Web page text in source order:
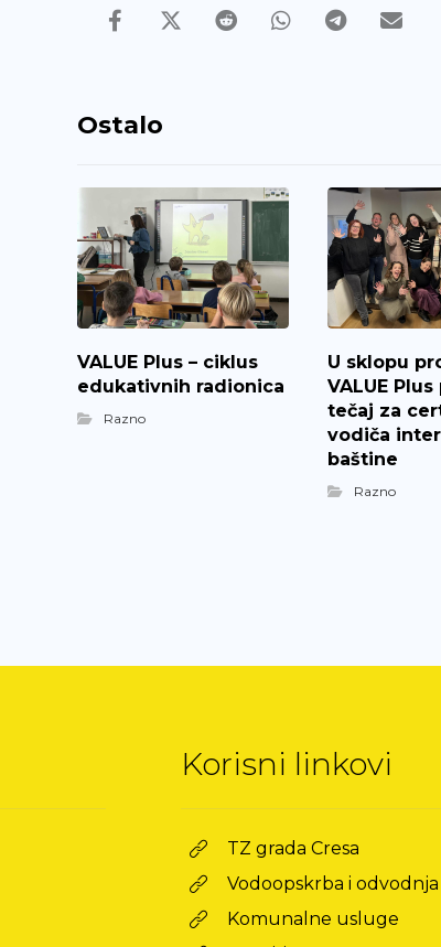
Ostalo
VALUE Plus – ciklus
edukativnih radionica
Razno
U sklopu
VALUE
tečaj za
vodiča
baštine
Razno
Korisni linkovi
TZ grada Cresa
Vodoopskrba i odvodnja
Komunalne usluge